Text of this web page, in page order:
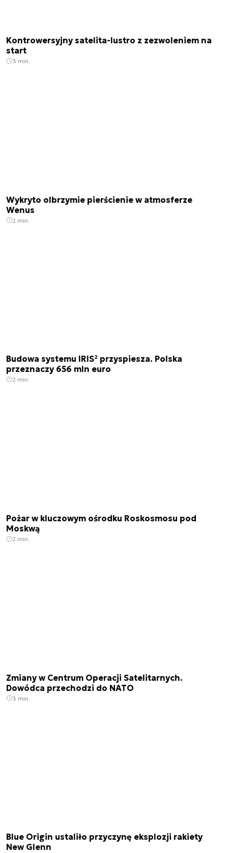
Kontrowersyjny satelita-lustro z zezwoleniem na
start
3 min.
Wykryto olbrzymie pierścienie w atmosferze
Wenus
2 min.
Budowa systemu IRIS² przyspiesza. Polska
przeznaczy 656 mln euro
2 min.
Pożar w kluczowym ośrodku Roskosmosu pod
Moskwą
2 min.
Zmiany w Centrum Operacji Satelitarnych.
Dowódca przechodzi do NATO
3 min.
Blue Origin ustaliło przyczynę eksplozji rakiety
New Glenn